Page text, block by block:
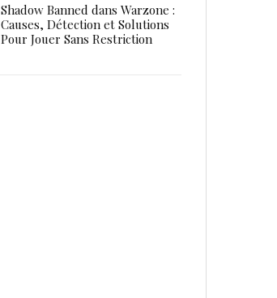
Shadow Banned dans Warzone :
Causes, Détection et Solutions
Pour Jouer Sans Restriction